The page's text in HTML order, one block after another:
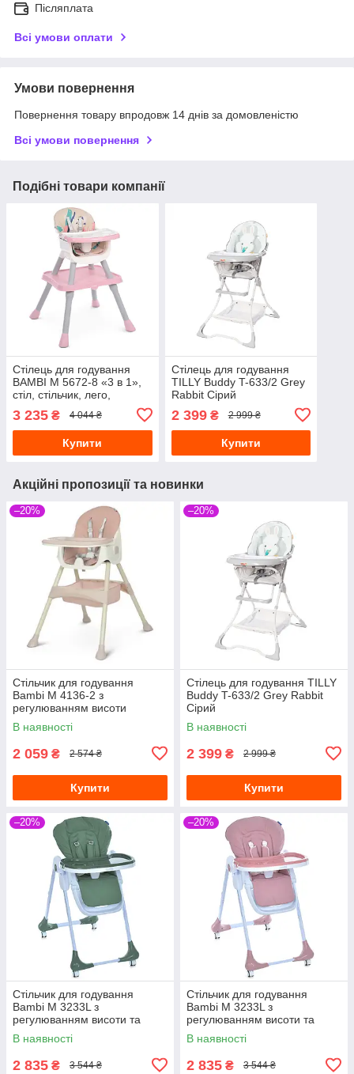
Післяплата
Всі умови оплати
Умови повернення
Повернення товару впродовж 14 днів за домовленістю
Всі умови повернення
Подібні товари компанії
Стілець для годування
BAMBI M 5672-8 «3 в 1»,
стіл, стільчик, лего,
3 235 ₴ 4 044 ₴
Купити
Стілець для годування
TILLY Buddy T-633/2 Grey
Rabbit Сірий
2 399₴ 2 999 ₴
Купити
Акційні пропозиції та новинки
–20%
Стільчик для годування
Bambi M 4136-2 з
регулюванням висоти
Рожевий
В наявності
2 059 ₴ 2 574 ₴
Купити
–20%
Стілець для годування TILLY
Buddy T-633/2 Grey Rabbit
Сірий
В наявності
2 399 ₴ 2 999 ₴
Купити
–20%
Стільчик для годування
Bambi M 3233L з
регулюванням висоти та
нахилу спинки Зелений
В наявності
2 835 ₴ 3 544 ₴
–20%
Стільчик для годування
Bambi M 3233L з
регулюванням висоти та
нахилу спинки Рожевий
В наявності
2 835 ₴ 3 544 ₴